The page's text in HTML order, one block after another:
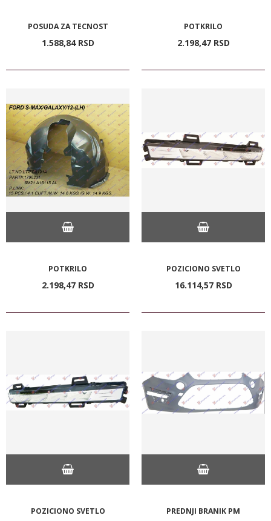
POSUDA ZA TECNOST
1.588,84 RSD
POTKRILO
2.198,47 RSD
POTKRILO
2.198,47 RSD
POZICIONO SVETLO
16.114,57 RSD
POZICIONO SVETLO PREDNJI BRANIK PM